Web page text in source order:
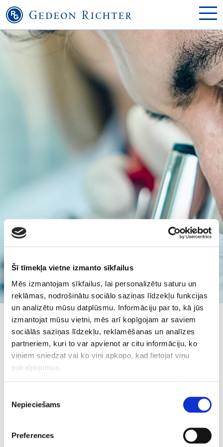
Šī tīmekļa vietne izmanto sīkfailus
Mēs izmantojam sīkfailus, lai personalizētu saturu un
reklāmas, nodrošinātu sociālo saziņas līdzekļu funkcijas
un analizētu mūsu datplūsmu. Informāciju par to, kā jūs
izmantojat mūsu vietni, mēs arī kopīgojam ar saviem
sociālās saziņas līdzekļu, reklamēšanas un analīzes
partneriem, kuri to var apvienot ar citu informāciju, ko
viņiem sniedzat vai ko viņi apkopo, kad lietojat viņu
pakalpojumus.
izvēle
Nepieciešams
Preferences
Pētniecība un attīstība
Inovācijai un oriģinālu zāļu molekulu izpētei
uzņēmuma stratēģijā vienmēr ir bijusi galvenā
loma jau kopš tā dibināšanas 1901. gadā.
Iesaistot vairāk nekā 1000 cilvēku pētniecības
un attīstības jomā, kompānija Gedeon Richter
ir kļuvusi par nozīmīgāko farmaceitiskās